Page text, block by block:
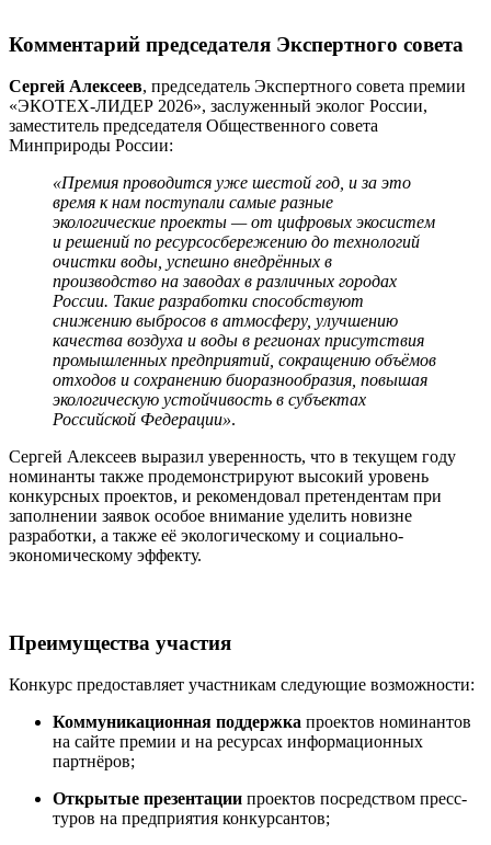
Комментарий председателя Экспертного совета
Сергей Алексеев, председатель Экспертного совета премии
«ЭКОТЕХ-ЛИДЕР 2026», заслуженный эколог России,
заместитель председателя Общественного совета
Минприроды России:
«Премия проводится уже шестой год, и за это
время к нам поступали самые разные
экологические проекты — от цифровых экосистем
и решений по ресурсосбережению до технологий
очистки воды, успешно внедрённых в
производство на заводах в различных городах
России. Такие разработки способствуют
снижению выбросов в атмосферу, улучшению
качества воздуха и воды в регионах присутствия
промышленных предприятий, сокращению объёмов
отходов и сохранению биоразнообразия, повышая
экологическую устойчивость в субъектах
Российской Федерации».
Сергей Алексеев выразил уверенность, что в текущем году
номинанты также продемонстрируют высокий уровень
конкурсных проектов, и рекомендовал претендентам при
заполнении заявок особое внимание уделить новизне
разработки, а также её экологическому и социально-
экономическому эффекту.
Преимущества участия
Конкурс предоставляет участникам следующие возможности:
Коммуникационная поддержка проектов номинантов
на сайте премии и на ресурсах информационных
партнёров;
Открытые презентации проектов посредством пресс-
туров на предприятия конкурсантов;